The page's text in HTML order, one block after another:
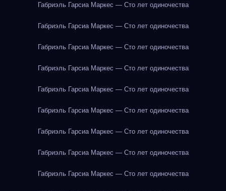
Габриэль Гарсиа Маркес — Сто лет одиночества
Габриэль Гарсиа Маркес — Сто лет одиночества
Габриэль Гарсиа Маркес — Сто лет одиночества
Габриэль Гарсиа Маркес — Сто лет одиночества
Габриэль Гарсиа Маркес — Сто лет одиночества
Габриэль Гарсиа Маркес — Сто лет одиночества
Габриэль Гарсиа Маркес — Сто лет одиночества
Габриэль Гарсиа Маркес — Сто лет одиночества
Габриэль Гарсиа Маркес — Сто лет одиночества